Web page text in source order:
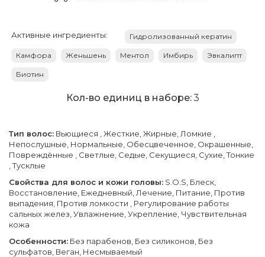
Активные ингредиенты: Гидролизованный кератин
Камфора Женьшень Ментол Имбирь Эвкалипт
Биотин
Кол-во единиц в наборе:3
Тип волос: Вьющиеся , Жесткие, Жирные, Ломкие ,
Непослушные, Нормальные, Обесцвеченное, Окрашенные,
Повреждённые , Светлые, Седые, Секущиеся, Сухие, Тонкие
, Тусклые
Свойства для волос и кожи головы: S.O.S, Блеск,
Восстановление, Ежедневный, Лечение, Питание, Против
выпадения, Против ломкости , Регулирование работы
сальных желез, Увлажнение, Укрепление, Чувствительная
кожа
Особенности: Без парабенов, Без силиконов, Без
сульфатов, Веган, Несмываемый